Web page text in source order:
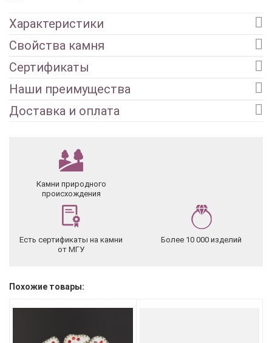
Характеристики
Свойства камня
Сертификаты
Наши преимущества
Доставка и оплата
Камни природного
происхождения
Есть сертификаты на камни
от МГУ
Более 10 000 изделий
Похожие товары: